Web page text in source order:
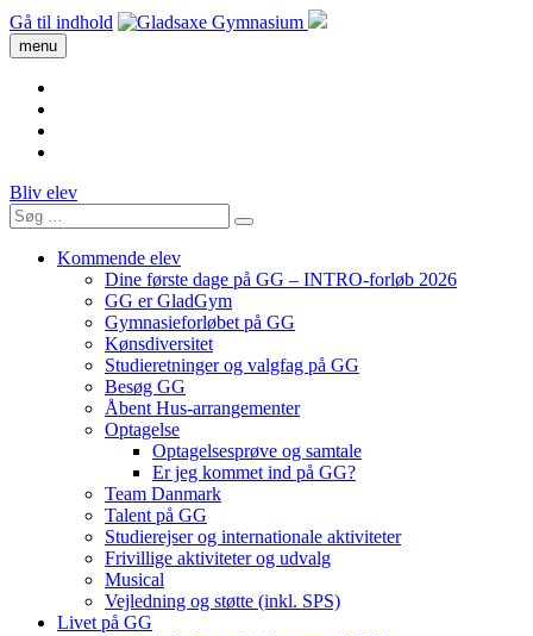
Gå til indhold
menu
Bliv elev
Kommende elev
Dine første dage på GG – INTRO-forløb 2026
GG er GladGym
Gymnasieforløbet på GG
Kønsdiversitet
Studieretninger og valgfag på GG
Besøg GG
Åbent Hus-arrangementer
Optagelse
Optagelsesprøve og samtale
Er jeg kommet ind på GG?
Team Danmark
Talent på GG
Studierejser og internationale aktiviteter
Frivillige aktiviteter og udvalg
Musical
Vejledning og støtte (inkl. SPS)
Livet på GG